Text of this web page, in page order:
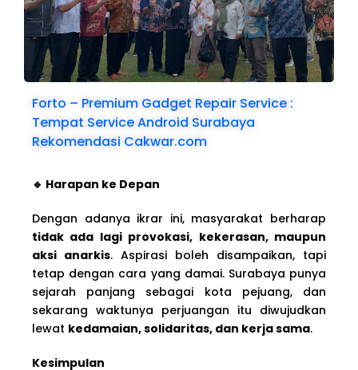
Forto – Premium Gadget Repair Service :
Tempat Service Android Surabaya
Rekomendasi Cakwar.com
🔹 Harapan ke Depan
Dengan adanya ikrar ini, masyarakat berharap
tidak ada lagi provokasi, kekerasan, maupun
aksi anarkis. Aspirasi boleh disampaikan, tapi
tetap dengan cara yang damai. Surabaya punya
sejarah panjang sebagai kota pejuang, dan
sekarang waktunya perjuangan itu diwujudkan
lewat kedamaian, solidaritas, dan kerja sama.
Kesimpulan